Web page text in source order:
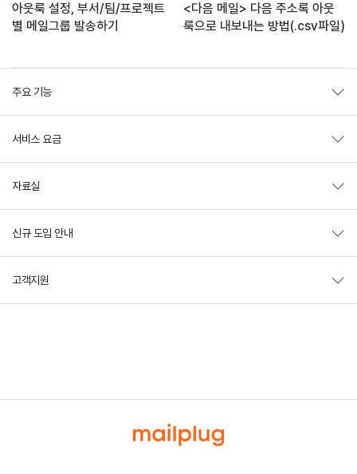
아웃룩 설정, 부서/팀/프로젝트
별 메일그룹 발송하기
<다음 메일> 다음 주소록 아웃
룩으로 내보내는 방법(.csv파일)
주요 기능
서비스 요금
자료실
신규 도입 안내
고객지원